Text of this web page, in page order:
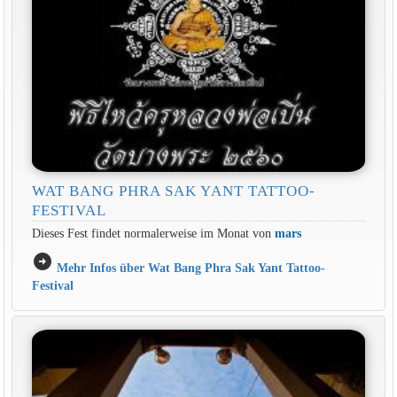
WAT BANG PHRA SAK YANT TATTOO-
FESTIVAL
Dieses Fest findet normalerweise im Monat von mars
arrow_circle_right Mehr Infos über Wat Bang Phra Sak Yant Tattoo-
Festival